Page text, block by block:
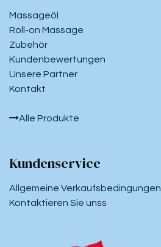
Massageöl
Roll-on Massage
Zubehör
Kundenbewertungen
Unsere Partner
Kontakt
Alle Produkte
Kundenservice
Allgemeine Verkaufsbedingungen
Kontaktieren Sie unss